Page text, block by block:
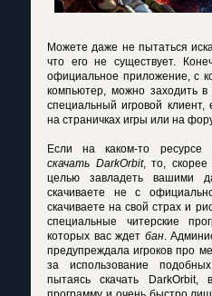
Можете даже не пытаться
что его не существует.
официальное приложение, с
компьютер, можно заходить
специальный игровой
на страничках игры или на
Если на каком-то ресурсе
скачать DarkOrbit, то,
целью завладеть вашими
скачиваете не с
скачиваете на свой страх и
специальные читерские
которых вас ждет бан.
предупреждала игроков про
за использование
пытаясьскачать DarkOrbit,